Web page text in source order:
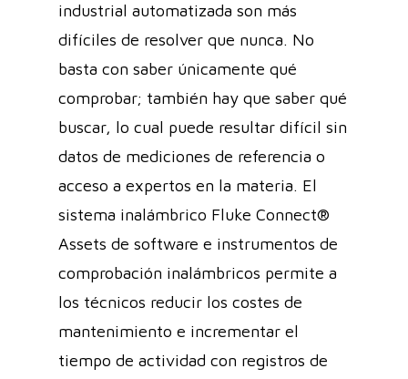
industrial automatizada son más
difíciles de resolver que nunca. No
basta con saber únicamente qué
comprobar; también hay que saber qué
buscar, lo cual puede resultar difícil sin
datos de mediciones de referencia o
acceso a expertos en la materia. El
sistema inalámbrico Fluke Connect®
Assets de software e instrumentos de
comprobación inalámbricos permite a
los técnicos reducir los costes de
mantenimiento e incrementar el
tiempo de actividad con registros de